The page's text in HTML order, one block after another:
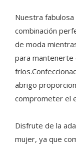
Nuestra fabulosa
combinación
de moda
para mantenerte
abrigo
comprometer el
Disfrute de la
mujer, ya que